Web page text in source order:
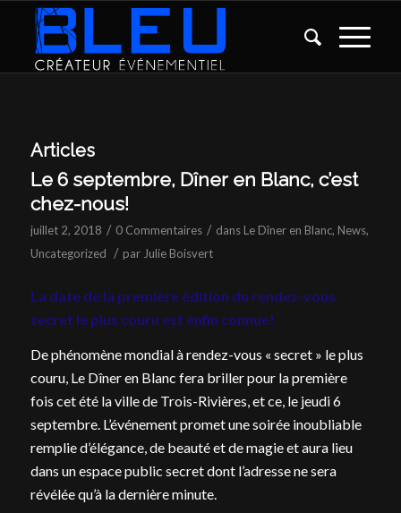
Articles
Le 6 septembre, Dîner en Blanc, c’est
chez-nous!
juillet 2, 2018 / 0 Commentaires / dans Le Dîner en Blanc, News,
Uncategorized
/ par Julie Boisvert
La date de la première édition du rendez-vous
secret le plus couru est enfin connue!
De phénomène mondial à rendez-vous « secret » le plus
couru, Le Dîner en Blanc fera briller pour la première
fois cet été la ville de Trois-Rivières, et ce, le jeudi 6
septembre. L’événement promet une soirée inoubliable
remplie d’élégance, de beauté et de magie et aura lieu
dans un espace public secret dont l’adresse ne sera
révélée qu’à la dernière minute.